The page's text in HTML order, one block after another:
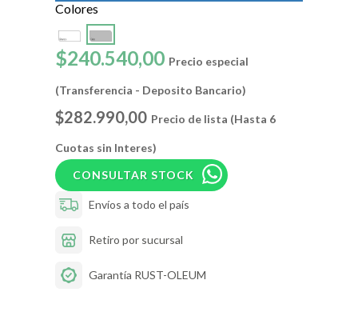
Colores
$240.540,00 Precio especial
(Transferencia - Deposito Bancario)
$282.990,00 Precio de lista (Hasta 6
Cuotas sin Interes)
CONSULTAR STOCK
Envíos a todo el país
Retiro por sucursal
Garantía RUST-OLEUM